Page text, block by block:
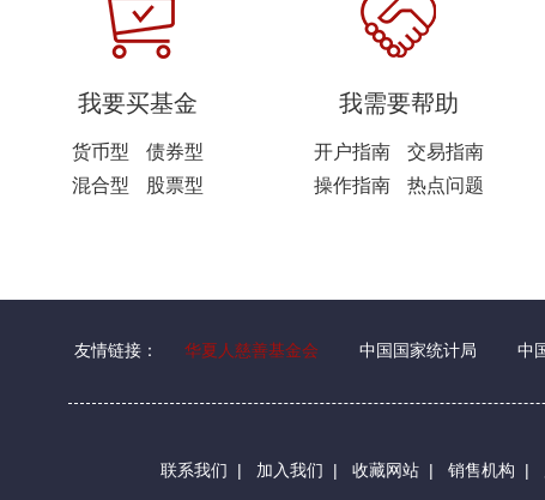
我要买基金
货币型
债券型
混合型
股票型
我需要帮助
开户指南
交易指南
操作指南
热点问题
友情链接： 华夏人慈善基金会 中国国家统计局 中
联系我们 | 加入我们 | 收藏网站 | 销售机构 |